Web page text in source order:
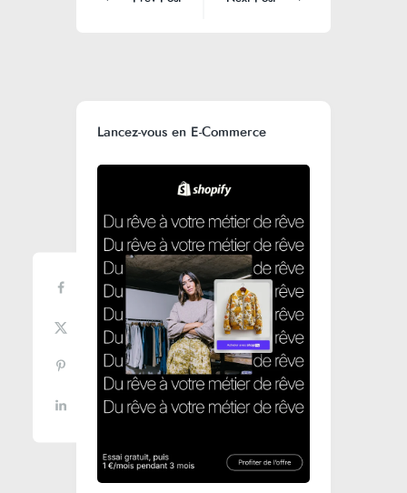
Lancez-vous en E-Commerce